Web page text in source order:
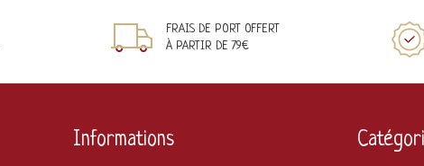
FRAIS DE PORT OFFERT
À PARTIR DE 79€
Informations